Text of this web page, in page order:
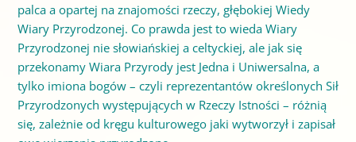
palca a opartej na znajomości rzeczy, głębokiej Wiedy
Wiary Przyrodzonej. Co prawda jest to wieda Wiary
Przyrodzonej nie słowiańskiej a celtyckiej, ale jak się
przekonamy Wiara Przyrody jest Jedna i Uniwersalna, a
tylko imiona bogów – czyli reprezentantów określonych Sił
Przyrodzonych występujących w Rzeczy Istności – różnią
się, zależnie od kręgu kulturowego jaki wytworzył i zapisał